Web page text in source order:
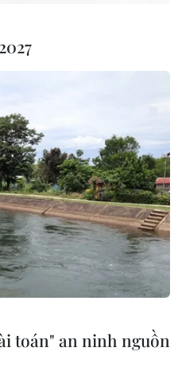
liệu
đầu tư
toán" an ninh nguồn